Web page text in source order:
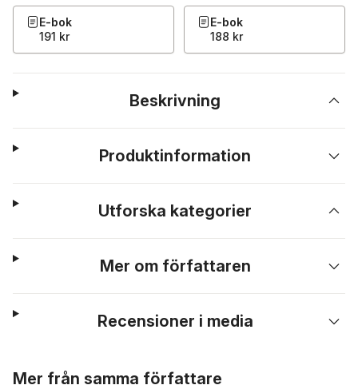
E-bok
191 kr
E-bok
188 kr
Beskrivning
Produktinformation
Utforska kategorier
Mer om författaren
Recensioner i media
Mer från samma författare